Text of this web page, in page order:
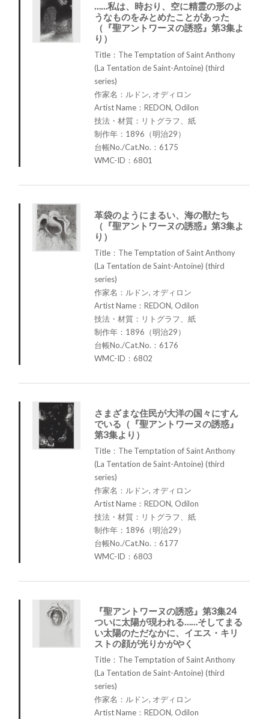
……私は、時おり、空に精霊の形のよ
うなものをみとめたことがあった
（『聖アントワーヌの誘惑』第3集よ
り）
Title：The Temptation of Saint Anthony
(La Tentation de Saint-Antoine) (third
series)
作家名：ルドン, オディロン
Artist Name：REDON, Odilon
技法・材質：リトグラフ、紙
制作年：1896（明治29）
台帳No./Cat.No.：6175
WMC-ID：6801
革袋のようにまるい、海の獣たち
（『聖アントワーヌの誘惑』第3集よ
り）
Title：The Temptation of Saint Anthony
(La Tentation de Saint-Antoine) (third
series)
作家名：ルドン, オディロン
Artist Name：REDON, Odilon
技法・材質：リトグラフ、紙
制作年：1896（明治29）
台帳No./Cat.No.：6176
WMC-ID：6802
さまざまな住民が大洋の国々にすん
でいる（『聖アントワーヌの誘惑』
第3集より）
Title：The Temptation of Saint Anthony
(La Tentation de Saint-Antoine) (third
series)
作家名：ルドン, オディロン
Artist Name：REDON, Odilon
技法・材質：リトグラフ、紙
制作年：1896（明治29）
台帳No./Cat.No.：6177
WMC-ID：6803
『聖アントワーヌの誘惑』第3集24
ついに太陽が現われる……そしてまる
い太陽のただなかに、イエス・キリ
ストの顔が光りかがやく
Title：The Temptation of Saint Anthony
(La Tentation de Saint-Antoine) (third
series)
作家名：ルドン, オディロン
Artist Name：REDON, Odilon